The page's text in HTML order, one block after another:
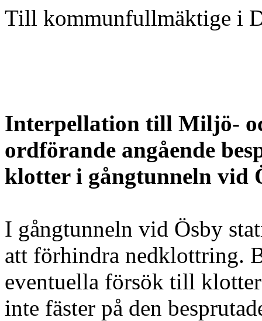
Till kommunfullmäktige i
Interpellation till Miljö-
ordförande angående
klotter i gångtunneln vid
I gångtunneln vid Ösby
att förhindra nedklottring.
eventuella försök till
inte fäster på den